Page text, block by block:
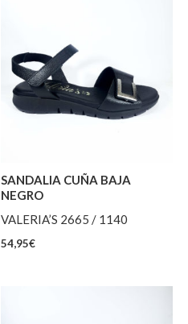
SANDALIA CUÑA BAJA
NEGRO
VALERIA’S 2665 / 1140
54,95€